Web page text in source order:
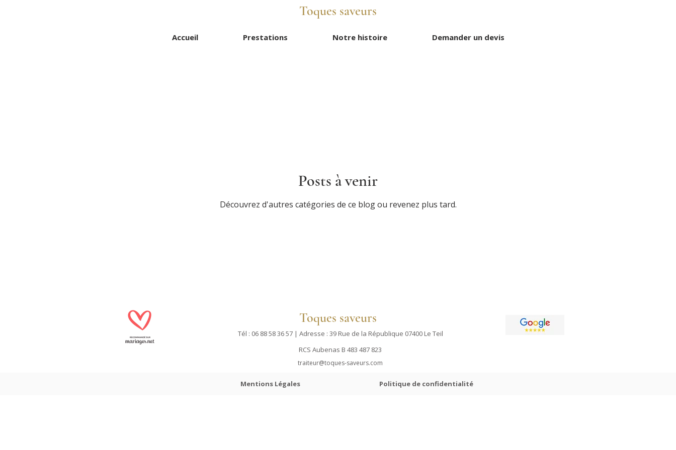
Toques saveurs
Accueil Prestations Notre histoire Demander un devis
Posts à venir
Découvrez d'autres catégories de ce blog ou revenez plus tard.
Toques saveurs
Tél : 06 88 58 36 57 | Adresse : 39 Rue de la République 07400 Le Teil
RCS Aubenas B 483 487 823
traiteur@toques-saveurs.com
Mentions Légales Politique de confidentialité